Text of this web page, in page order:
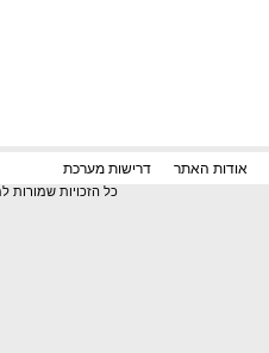
אודות האתר
כל הזכויות שמורות